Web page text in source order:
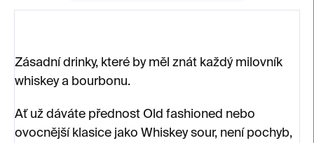
Zásadní drinky, které by měl znát každý milovník
whiskey a bourbonu.
Ať už dáváte přednost Old fashioned nebo
ovocnější klasice jako Whiskey sour, není pochyb,